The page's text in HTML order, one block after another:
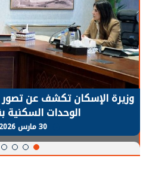
وزيرة الإسكان تكشف عن
الوحدات السكنية